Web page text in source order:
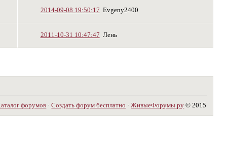
2014-09-08 19:50:17 Evgeny2400
2011-10-31 10:47:47 Лень
форумов ·Создать форум бесплатно ·ЖивыеФорумы.ру © 2015